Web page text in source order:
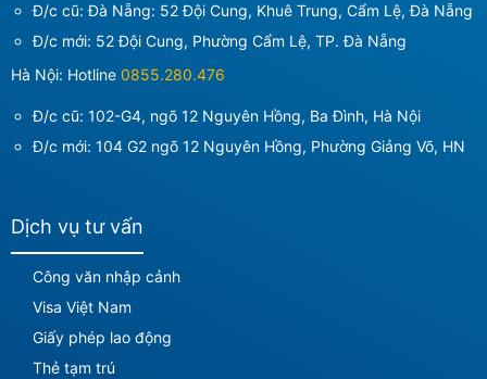
Đ/c cũ: Đà Nẵng: 52 Đội Cung, Khuê Trung, Cẩm Lệ, Đà Nẵng
Đ/c mới: 52 Đội Cung, Phường Cẩm Lệ, TP. Đà Nẵng
Hà Nội: Hotline 0855.280.476
Đ/c cũ: 102-G4, ngõ 12 Nguyên Hồng, Ba Đình, Hà Nội
Đ/c mới: 104 G2 ngõ 12 Nguyên Hồng, Phường Giảng Võ, HN
Dịch vụ tư vấn
Công văn nhập cảnh
Visa Việt Nam
Giấy phép lao động
Thẻ tạm trú